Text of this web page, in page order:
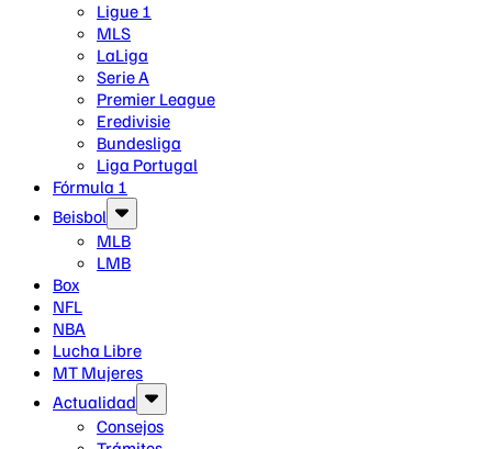
Ligue 1
MLS
LaLiga
Serie A
Premier League
Eredivisie
Bundesliga
Liga Portugal
Fórmula 1
Beisbol
MLB
LMB
Box
NFL
NBA
Lucha Libre
MT Mujeres
Actualidad
Consejos